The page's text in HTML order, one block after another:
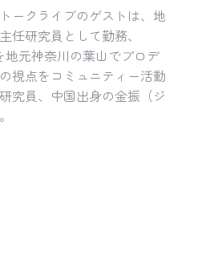
ークライブのゲストは、地
任研究員として勤務、
地元神奈川の葉山でプロデ
視点をコミュニティー活動
究員、中国出身の金振（ジ